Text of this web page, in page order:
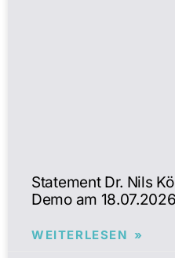
Statement Dr. Nils
Demo am 18.07.2026
WEITERLESEN »